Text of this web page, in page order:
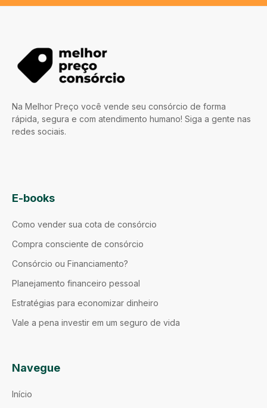
Na Melhor Preço você vende seu consórcio de forma
rápida, segura e com atendimento humano! Siga a gente nas
redes sociais.
E-books
Como vender sua cota de consórcio
Compra consciente de consórcio
Consórcio ou Financiamento?
Planejamento financeiro pessoal
Estratégias para economizar dinheiro
Vale a pena investir em um seguro de vida
Navegue
Início